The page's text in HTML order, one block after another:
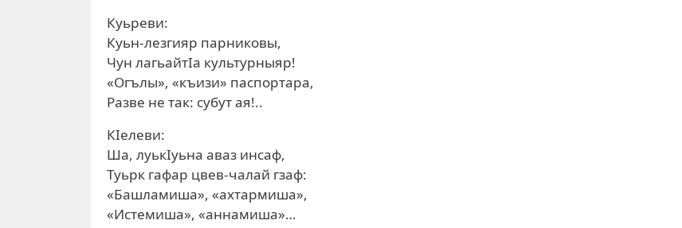
Куьреви:
Куьн-лезгияр парниковы,
Чун лагьайтIа культурныяр!
«Огълы», «къизи» паспортара,
Разве не так: субут ая!..
КIелеви:
Ша, луькIуьна аваз инсаф,
Туьрк гафар цвев-чалай гзаф:
«Башламиша», «ахтармиша»,
«Истемиша», «аннамиша»…